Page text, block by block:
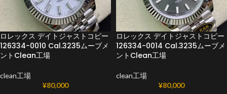
ロレックス デイトジャストコピー
126334-0010 Cal.3235ムーブメ
ントClean工場
clean工場
¥80,000
ロレックス デイトジャストコピー
126334-0014 Cal.3235ムーブメ
ントClean工場
clean工場
¥80,000